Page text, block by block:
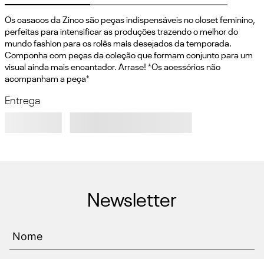
Os casacos da Zinco são peças indispensáveis no closet feminino,
perfeitas para intensificar as produções trazendo o melhor do
mundo fashion para os rolês mais desejados da temporada.
Componha com peças da coleção que formam conjunto para um
visual ainda mais encantador. Arrase! *Os acessórios não
acompanham a peça*
Entrega
Newsletter